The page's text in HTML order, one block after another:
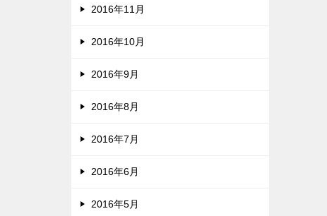
2016年11月
2016年10月
2016年9月
2016年8月
2016年7月
2016年6月
2016年5月